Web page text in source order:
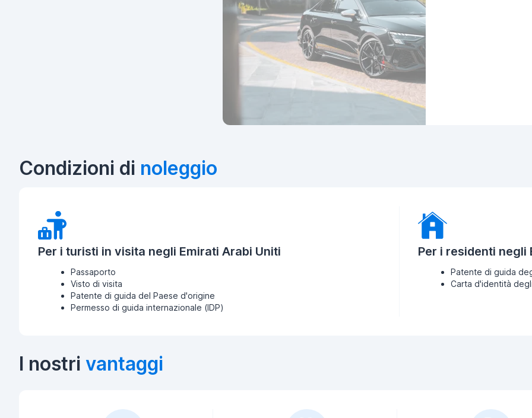
Condizioni di noleggio
Per i turisti in visita negli Emirati Arabi Uniti
Passaporto
Visto di visita
Patente di guida del Paese d'origine
Permesso di guida internazionale (IDP)
Per i residenti negli
Patente di guida
Carta d'identità
I nostri vantaggi